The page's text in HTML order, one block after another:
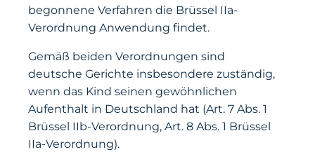
begonnene Verfahren die Brüssel IIa-
Verordnung Anwendung findet.
Gemäß beiden Verordnungen sind
deutsche Gerichte insbesondere zuständig,
wenn das Kind seinen gewöhnlichen
Aufenthalt in Deutschland hat (Art. 7 Abs. 1
Brüssel IIb-Verordnung, Art. 8 Abs. 1 Brüssel
IIa-Verordnung).